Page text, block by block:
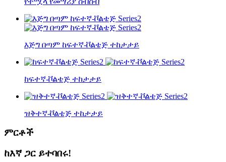
እጅግ በጣም ከፍተኛ-ቮልቴጅ ተከታታይ
ከፍተኛ-ቮልቴጅ ተከታታይ
ዝቅተኛ-ቮልቴጅ ተከታታይ
ምርቶች
ከእኛ ጋር ይተባበሩ!